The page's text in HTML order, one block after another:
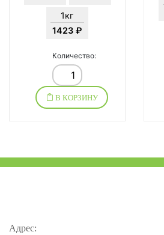
1кг
1423 ₽
Количество:
В КОРЗИНУ
Адрес: